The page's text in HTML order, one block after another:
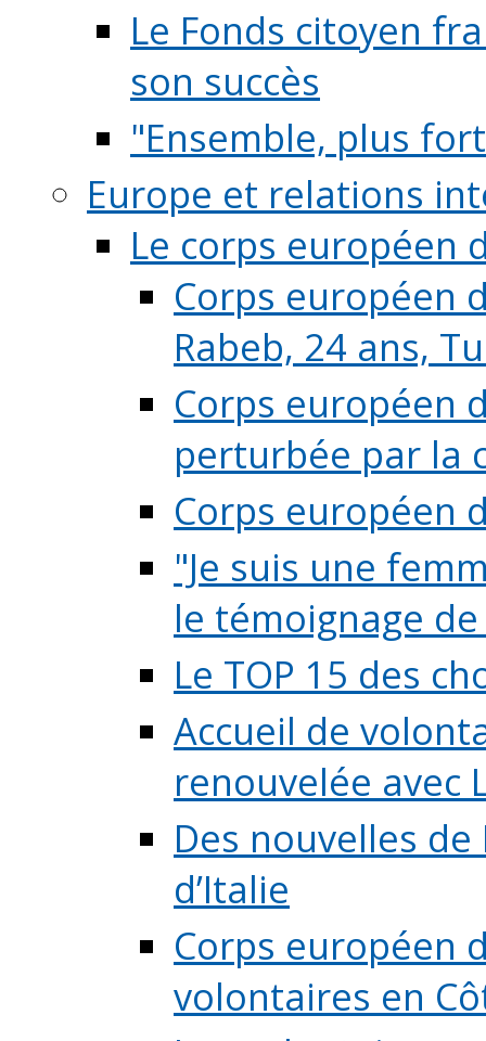
Le Fonds citoyen
son succès
"Ensemble, plus
Europe et relations
Le corps européen
Corps européen
Rabeb, 24 ans,
Corps européen
perturbée par la
Corps européen
"Je suis une
le témoignage de
Le TOP 15 des
Accueil de
renouvelée avec
Des nouvelles
d’Italie
Corps européen
volontaires en